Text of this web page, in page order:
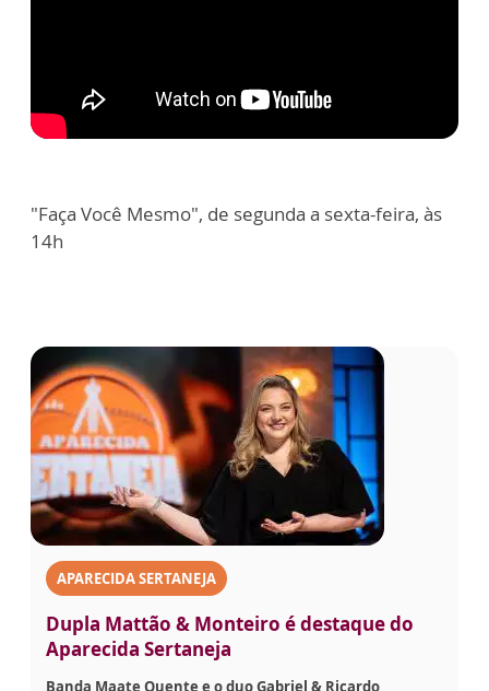
"Faça Você Mesmo", de segunda a sexta-feira, às
14h
APARECIDA SERTANEJA
Dupla Mattão & Monteiro é destaque do
Aparecida Sertaneja